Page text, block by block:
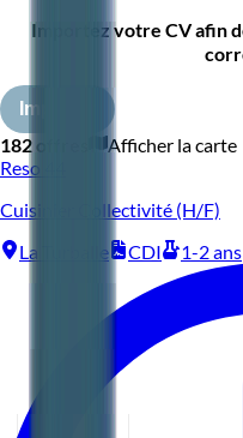
Importez votre CV afin
Importer
182 offres
Afficher la carte
Reso 44
Cuisinier Collectivité (H/F)
La Turballe
CDI 1-2 ans